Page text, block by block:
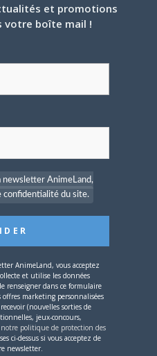
PinterestLinkedIn
et promotions
votre boîte mail !
newsletter AnimeLand,
confidentialité du site.
AnimeLand, vous acceptez
et utilise les données
renseigner dans ce formulaire
marketing personnalisées
(nouvelles sorties de
jeux-concours,
notre politique de protection des
ci-dessus si vous acceptez de
newsletter.